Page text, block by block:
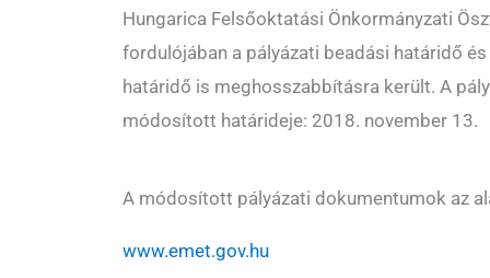
Hungarica Felsőoktatási Önkormányzati
fordulójában a pályázati beadási határidő
határidő is meghosszabbításra került. A
módosított határideje: 2018. november 13.
A módosított pályázati dokumentumok az
www.emet.gov.hu